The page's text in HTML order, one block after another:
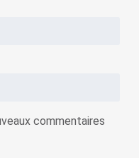
commentaires